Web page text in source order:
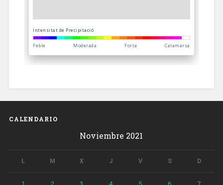
CALENDARIO
Noviembre 2021
L M X J V S D
1 2 3 4 5 6 7